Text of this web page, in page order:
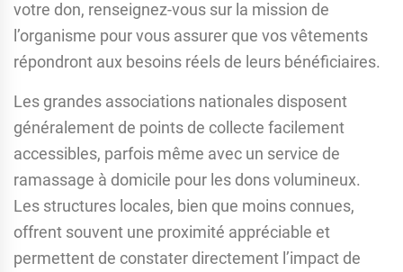
votre don, renseignez-vous sur la mission de
l’organisme pour vous assurer que vos vêtements
répondront aux besoins réels de leurs bénéficiaires.
Les grandes associations nationales disposent
généralement de points de collecte facilement
accessibles, parfois même avec un service de
ramassage à domicile pour les dons volumineux.
Les structures locales, bien que moins connues,
offrent souvent une proximité appréciable et
permettent de constater directement l’impact de